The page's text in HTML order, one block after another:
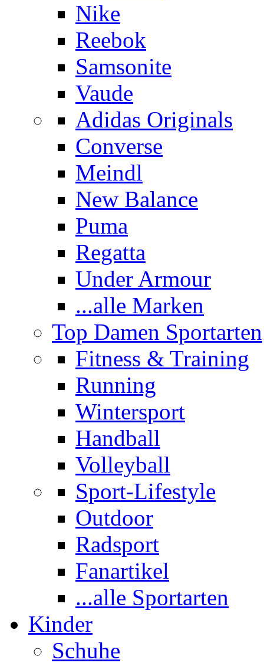
Nike
Reebok
Samsonite
Vaude
Adidas Originals
Converse
Meindl
New Balance
Puma
Regatta
Under Armour
...alle Marken
Top Damen Sportarten
Fitness & Training
Running
Wintersport
Handball
Volleyball
Sport-Lifestyle
Outdoor
Radsport
Fanartikel
...alle Sportarten
Kinder
Schuhe